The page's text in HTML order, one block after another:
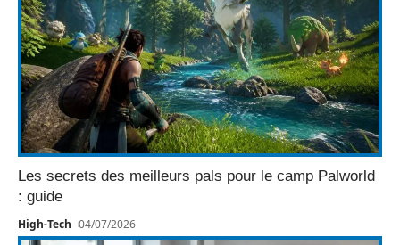
Les secrets des meilleurs pals pour le camp Palworld
: guide
High-Tech 04/07/2026